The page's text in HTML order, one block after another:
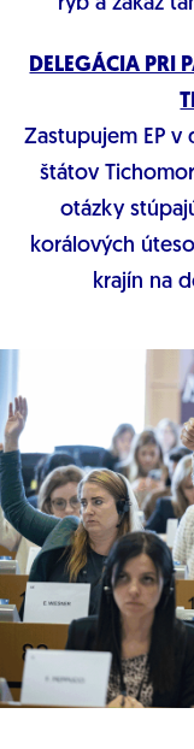
DELEGÁCIA PRI
Zastupujem EP
štátov
otázky
korálových
krajín na